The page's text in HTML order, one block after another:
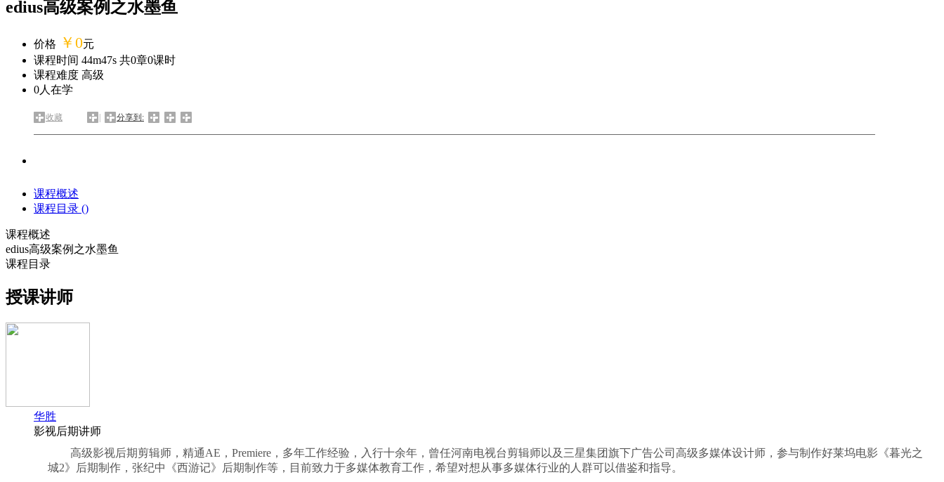
edius高级案例之水墨鱼
价格 ￥0元
课程时间 44m47s 共0章0课时
课程难度 高级
0人在学
收藏 分享到:
课程概述
课程目录 ()
课程概述
edius高级案例之水墨鱼
课程目录
授课讲师
华胜
影视后期讲师
高级影视后期剪辑师，精通AE，Premiere，多年工作经验，入行十余年，曾任河南电视台剪辑师以及三星集团旗下广告公司高级多媒体设计师，参与制作好莱坞电影《暮光之
城2》后期制作，张纪中《西游记》后期制作等，目前致力于多媒体教育工作，希望对想从事多媒体行业的人群可以借鉴和指导。